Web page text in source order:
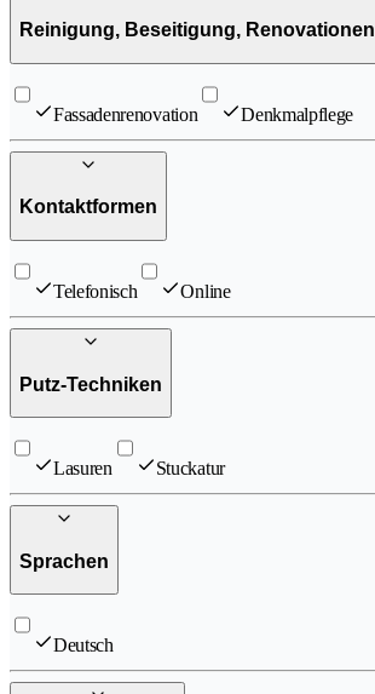
Reinigung, Beseitigung, Renovationen
Fassadenrenovation Denkmalpflege
Kontaktformen
Telefonisch Online
Putz-Techniken
Lasuren Stuckatur
Sprachen
Deutsch